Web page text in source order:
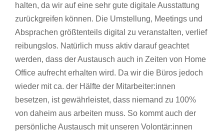
halten, da wir auf eine sehr gute digitale Ausstattung
zurückgreifen können. Die Umstellung, Meetings und
Absprachen größtenteils digital zu veranstalten, verlief
reibungslos. Natürlich muss aktiv darauf geachtet
werden, dass der Austausch auch in Zeiten von Home
Office aufrecht erhalten wird. Da wir die Büros jedoch
wieder mit ca. der Hälfte der Mitarbeiter:innen
besetzen, ist gewährleistet, dass niemand zu 100%
von daheim aus arbeiten muss. So kommt auch der
persönliche Austausch mit unseren Volontär:innen